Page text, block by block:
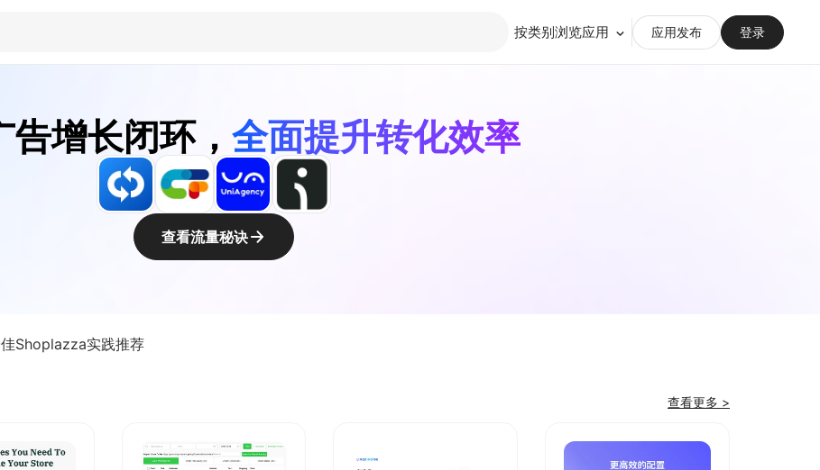
按类别浏览应用 应用发布 登录
告增长闭环， 全面提升转化效率
查看流量秘诀
Shoplazza实践推荐
查看更多 >